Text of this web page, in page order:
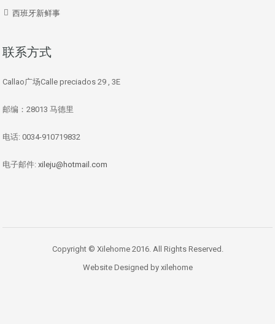
西班牙新鲜事
联系方式
Callao广场Calle preciados 29 , 3E
邮编：28013 马德里
电话: 0034-910719832
电子邮件: xileju@hotmail.com
Copyright © Xilehome 2016. All Rights Reserved.
Website Designed by xilehome